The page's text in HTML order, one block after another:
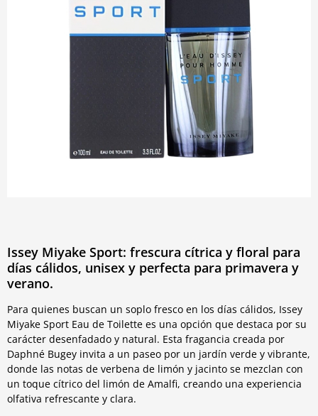
Issey Miyake Sport: frescura cítrica y floral para
días cálidos, unisex y perfecta para primavera y
verano.
Para quienes buscan un soplo fresco en los días cálidos, Issey
Miyake Sport Eau de Toilette es una opción que destaca por su
carácter desenfadado y natural. Esta fragancia creada por
Daphné Bugey invita a un paseo por un jardín verde y vibrante,
donde las notas de verbena de limón y jacinto se mezclan con
un toque cítrico del limón de Amalfi, creando una experiencia
olfativa refrescante y clara.